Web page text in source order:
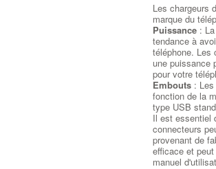
Les chargeurs
marque du
Puissance :
tendance à
téléphone. Les
une puissance
pour votre
Embouts :
fonction de la
type USB
Il est essentiel
connecteurs
provenant de
efficace et
manuel